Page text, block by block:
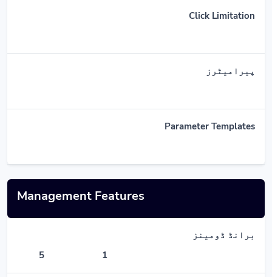
Click Limitation
پیرامیٹرز
Parameter Templates
Management Features
برانڈ ڈومینز
1
5